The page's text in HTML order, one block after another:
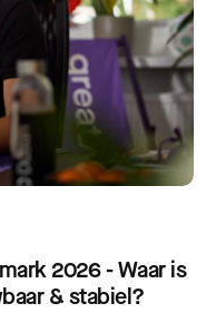
2026 - Waar is
& stabiel?